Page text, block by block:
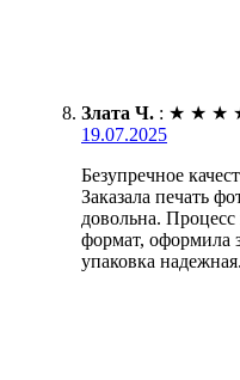
Злата Ч. : ★ ★ ★
19.07.2025
Безупречное
Заказала печать
довольна. Процесс
формат, оформила
упаковка